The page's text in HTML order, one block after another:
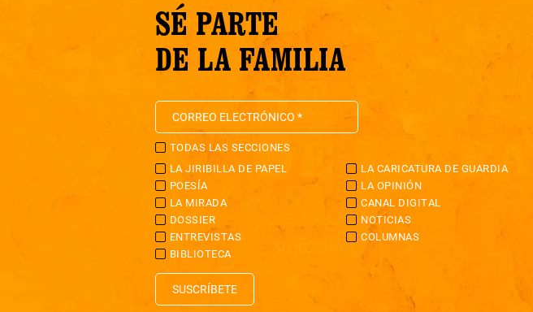
SÉ PARTE
DE LA FAMILIA
TODAS LAS SECCIONES
LA JIRIBILLA DE PAPEL
LA CARICATURA DE GUARDIA
POESÍA
LA OPINIÓN
LA MIRADA
CANAL DIGITAL
DOSSIER
NOTICIAS
ENTREVISTAS
COLUMNAS
BIBLIOTECA
SUSCRÍBETE